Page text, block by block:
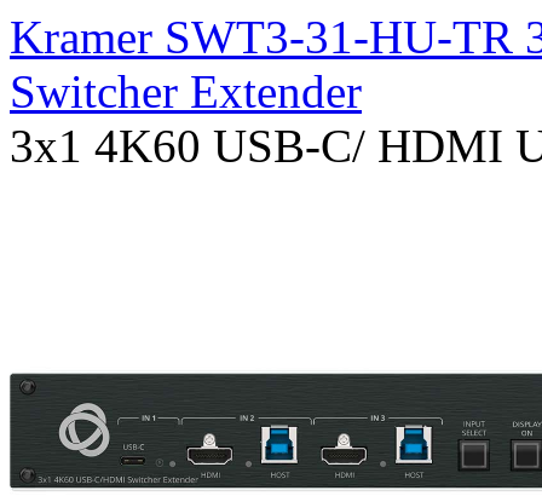
Kramer SWT3-31-HU-TR
Switcher Extender
3x1 4K60 USB-C/ HDMI